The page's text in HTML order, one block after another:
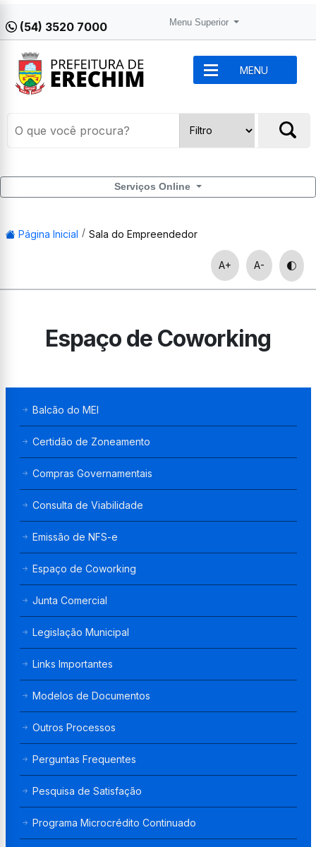
(54) 3520 7000 Menu Superior
MENU
Serviços Online
Página Inicial Sala do Empreendedor
A+ A-
Espaço de Coworking
Balcão do MEI
Certidão de Zoneamento
Compras Governamentais
Consulta de Viabilidade
Emissão de NFS-e
Espaço de Coworking
Junta Comercial
Legislação Municipal
Links Importantes
Modelos de Documentos
Outros Processos
Perguntas Frequentes
Pesquisa de Satisfação
Programa Microcrédito Continuado